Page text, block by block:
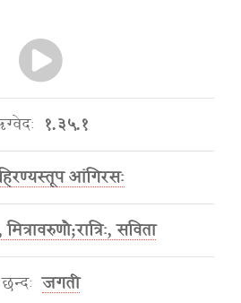
१.३५.१
आंगिरसः
मित्रावरुणौ;रात्रिः, सविता
छन्दः जगती